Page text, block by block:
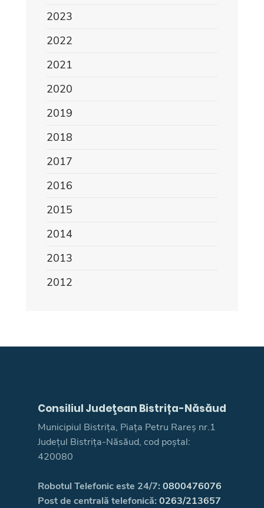
2023
2022
2021
2020
2019
2018
2017
2016
2015
2014
2013
2012
Consiliul Judeţean Bistrița-Năsăud
Municipiul Bistrița, Piața Petru Rareș nr.1
Județul Bistrița-Năsăud, cod poștal:
420080
Robotul Telefonic este 24/7: 0800476076
Post de centrală telefonică: 0263/213657